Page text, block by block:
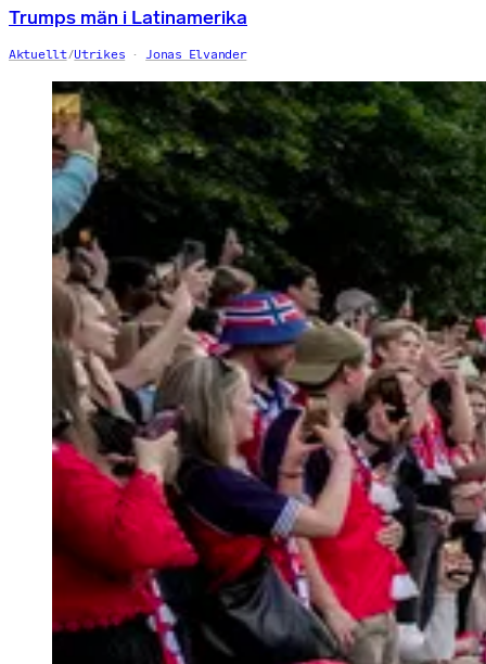
Trumps män i Latinamerika
Aktuellt/Utrikes Jonas Elvander